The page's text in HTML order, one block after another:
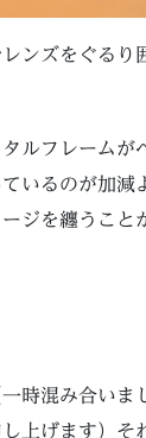
ンズをぐるり
ルフレーム
いるのが加
ジを纏うこと
時混み合いま
上げます）